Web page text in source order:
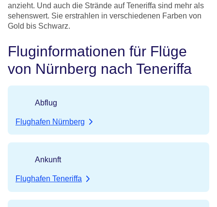
anzieht. Und auch die Strände auf Teneriffa sind mehr als
sehenswert. Sie erstrahlen in verschiedenen Farben von
Gold bis Schwarz.
Fluginformationen für Flüge
von Nürnberg nach Teneriffa
Abflug
Flughafen Nürnberg
Ankunft
Flughafen Teneriffa